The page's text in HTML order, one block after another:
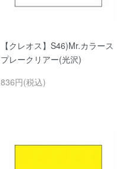
【クレオス】S46)Mr.カラース
プレークリアー(光沢)
836円(税込)